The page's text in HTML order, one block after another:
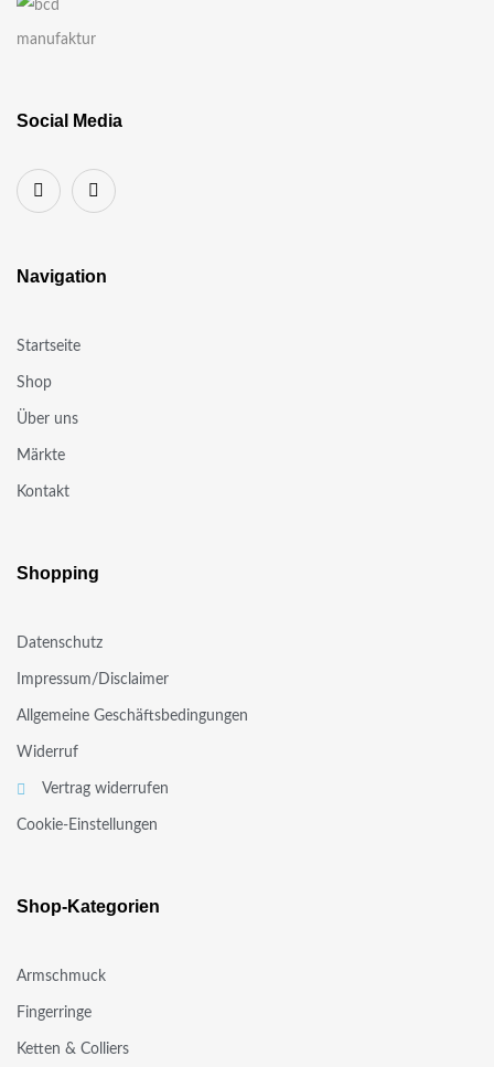
Social Media
Navigation
Startseite
Shop
Über uns
Märkte
Kontakt
Shopping
Datenschutz
Impressum/Disclaimer
Allgemeine Geschäftsbedingungen
Widerruf
Vertrag widerrufen
Cookie-Einstellungen
Shop-Kategorien
Armschmuck
Fingerringe
Ketten & Colliers